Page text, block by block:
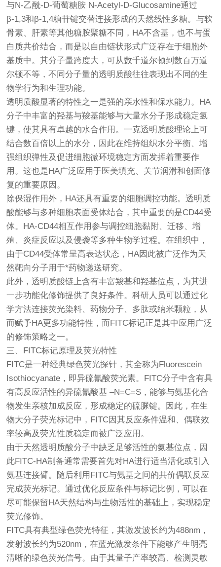
与N-乙酰-D-葡萄糖胺 N-Acetyl-D-Glucosamine通过
β-1,3和β-1,4糖苷键交替连接形成的天然线性多糖。与软
骨素、肝素等其他糖胺聚糖不同，HA不含基，也不与蛋
白质共价结合，而是以自由链状形式广泛存在于细胞外
基质中。其分子量跨度大，可从数千道尔顿到数百万道
尔顿不等，不同分子量的透明质酸往往表现出不同的生
物学行为和生理功能。
透明质酸显著的特性之一是强的亲水性和保水能力。HA
分子中丰富的羟基与羧基能够与大量水分子形成稳定氢
键，使其具有卓越的水合作用。一克透明质酸理论上可
结合数百倍以上的水分，因此在维持组织水分平衡、增
强组织弹性及促进细胞微环境稳定方面发挥着重要作
用。这也是HA广泛应用于医美填充、关节润滑和创面修
复的重要原因。
除保湿作用外，HA还具有重要的细胞调控功能。透明质
酸能够与多种细胞表面受体结合，其中重要的是CD44受
体。HA-CD44相互作用参与调控细胞黏附、迁移、增
殖、炎症反应以及侵袭等多种生物学过程。在组织中，
由于CD44受体常呈高表达状态，HA因此被广泛作为天
然靶向分子用于*药物递送研究。
此外，透明质酸链上含有丰富羧基和羟基位点，为其进
一步功能化修饰提供了良好条件。科研人员可以通过化
学方法连接荧光染料、药物分子、多肽或纳米颗粒，从
而赋予HA更多功能特性，而FITC标记正是其中应用广泛
的修饰策略之一。
三、FITC标记原理及荧光特性
FITC是一种经典绿色荧光探针，其全称为Fluorescein
Isothiocyanate，即异硫氰酸荧光素。FITC分子中含有具
有高反应活性的异硫氰酸基 –N=C=S，能够与氨基化合
物发生亲核加成反应，形成稳定的硫脲键。因此，在生
物大分子荧光标记中，FITC因其反应条件温和、偶联效
率较高及荧光性质稳定而被广泛应用。
由于天然透明质酸分子中缺乏足够活性的氨基位点，因
此FITC-HA制备通常需要首先对HA进行适当活化或引入
氨基连接臂。随后利用FITC与氨基之间的共价偶联反应
完成荧光标记。通过优化反应条件与标记比例，可以在
尽可能保留HA天然结构与生物活性的基础上，实现稳定
荧光修饰。
FITC具有典型绿色荧光特征，其激发波长约为488nm，
发射波长约为520nm，在蓝光激发条件下能够产生明亮
清晰的绿色荧光信号。由于其量子产率较高、检测灵敏